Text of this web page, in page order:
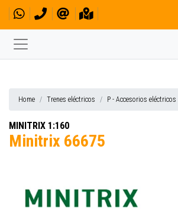
Home Trenes eléctricos P - Accesorios eléctricos
MINITRIX 1:160
Minitrix 66675